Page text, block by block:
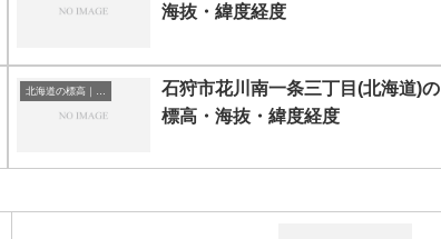
海抜・緯度経度
石狩市花川南一条三丁目(北海道)の
標高・海抜・緯度経度